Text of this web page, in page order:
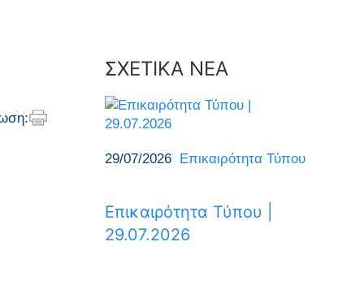
ΣΧΕΤΙΚΑ ΝΕΑ
29/07/2026 Επικαιρότητα Τύπου
Επικαιρότητα Τύπου |
29.07.2026